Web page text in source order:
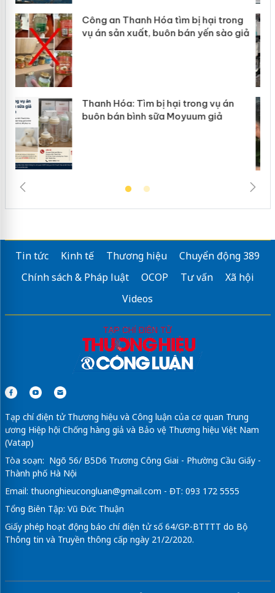
Lào Cai xử lý 83 vụ vi phạm thương
mại trong tháng 7
Hưng Yên: Xử lý 6 hộ kinh doanh bán
hàng giả mạo nhãn hiệu Adidas, Nike
Tin tức Kinh tế Thương hiệu
Chuyển động 389
Chính sách & Pháp luật
OCOP Tư vấn
Xã hội
Videos
Tạp chí điện tử Thương hiệu và Công luận của cơ quan Trung
ương Hiệp hội Chống hàng giả và Bảo vệ Thương hiệu Việt Nam
(Vatap)
Tòa soạn: Ngõ 56/ B5D6 Trương Công Giai - Phường Cầu Giấy -
Thành phố Hà Nội
Email: thuonghieucongluan@gmail.com - ĐT: 093 172 5555
Tổng Biên Tập: Vũ Đức Thuận
Giấy phép hoạt động báo chí điện tử số 64/GP-BTTTT do Bộ
Thông tin và Truyền thông cấp ngày 21/2/2020.